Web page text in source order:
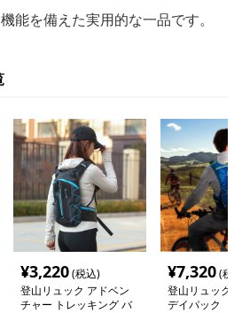
能を備えた実用的な一品です。
¥3,220(税込)
登山リュック アドベン
チャー トレッキング バ
¥7,320(税
登山リュック
デイパック